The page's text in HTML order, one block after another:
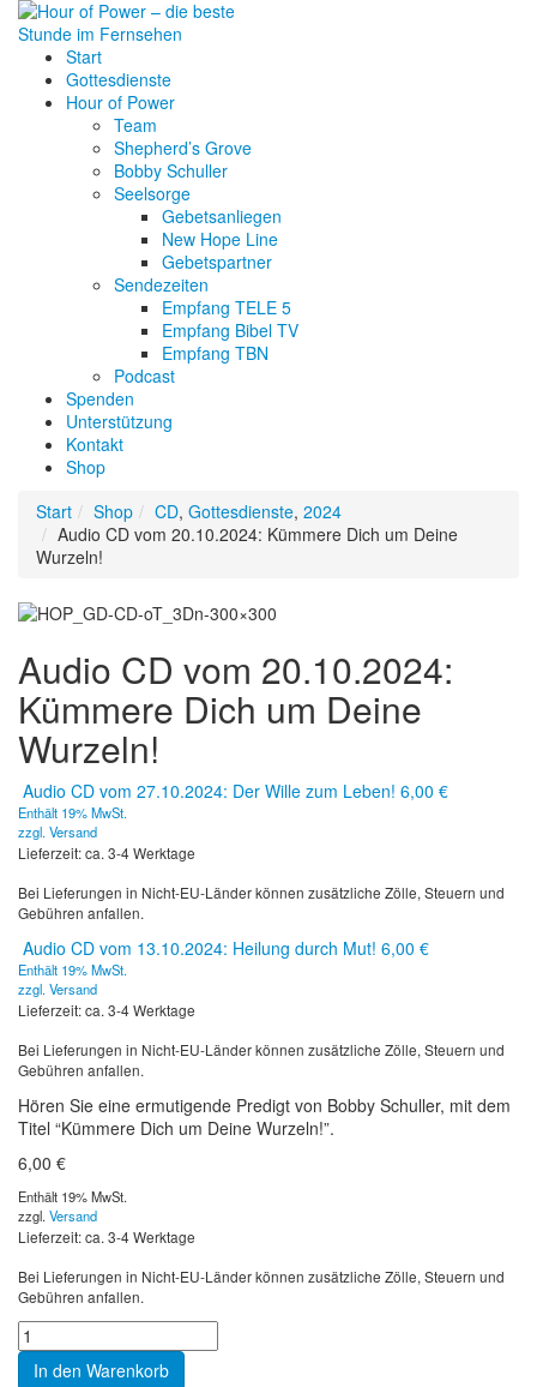
Start
Gottesdienste
Hour of Power
Team
Shepherd’s Grove
Bobby Schuller
Seelsorge
Gebetsanliegen
New Hope Line
Gebetspartner
Sendezeiten
Empfang TELE 5
Empfang Bibel TV
Empfang TBN
Podcast
Spenden
Unterstützung
Kontakt
Shop
Start
Shop CD, Gottesdienste, 2024
Audio CD vom 20.10.2024: Kümmere Dich um Deine
Wurzeln!
Audio CD vom 20.10.2024:
Kümmere Dich um Deine
Wurzeln!
Audio CD vom 27.10.2024: Der Wille zum Leben! 6,00 €
Enthält 19% MwSt.
zzgl. Versand
Lieferzeit: ca. 3-4 Werktage
Bei Lieferungen in Nicht-EU-Länder können zusätzliche Zölle, Steuern und
Gebühren anfallen.
Audio CD vom 13.10.2024: Heilung durch Mut! 6,00 €
Enthält 19% MwSt.
zzgl. Versand
Lieferzeit: ca. 3-4 Werktage
Bei Lieferungen in Nicht-EU-Länder können zusätzliche Zölle, Steuern und
Gebühren anfallen.
Hören Sie eine ermutigende Predigt von Bobby Schuller, mit dem
Titel “Kümmere Dich um Deine Wurzeln!”.
6,00 €
Enthält 19% MwSt.
zzgl. Versand
Lieferzeit: ca. 3-4 Werktage
Bei Lieferungen in Nicht-EU-Länder können zusätzliche Zölle, Steuern und
Gebühren anfallen.
In den Warenkorb